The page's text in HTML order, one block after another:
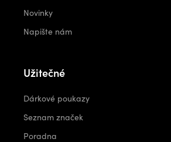
Novinky
Napište nám
Užitečné
Dárkové poukazy
Seznam značek
Poradna